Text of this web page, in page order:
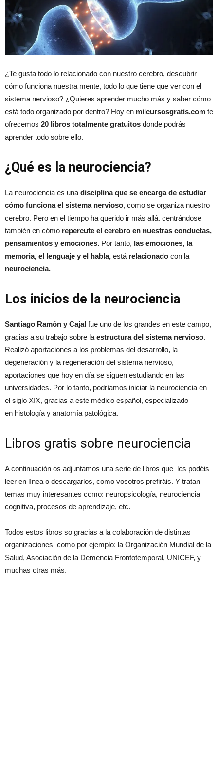
¿Te gusta todo lo relacionado con nuestro cerebro, descubrir
cómo funciona nuestra mente, todo lo que tiene que ver con el
sistema nervioso? ¿Quieres aprender mucho más y saber cómo
está todo organizado por dentro? Hoy en milcursosgratis.com te
ofrecemos 20 libros totalmente gratuitos donde podrás
aprender todo sobre ello.
¿Qué es la neurociencia?
La neurociencia es una disciplina que se encarga de estudiar
cómo funciona el sistema nervioso, como se organiza nuestro
cerebro. Pero en el tiempo ha querido ir más allá, centrándose
también en cómo repercute el cerebro en nuestras conductas,
pensamientos y emociones. Por tanto, las emociones, la
memoria, el lenguaje y el habla, está relacionado con la
neurociencia.
Los inicios de la neurociencia
Santiago Ramón y Cajal fue uno de los grandes en este campo,
gracias a su trabajo sobre la estructura del sistema nervioso.
Realizó aportaciones a los problemas del desarrollo, la
degeneración y la regeneración del sistema nervioso,
aportaciones que hoy en día se siguen estudiando en las
universidades. Por lo tanto, podríamos iniciar la neurociencia en
el siglo XIX, gracias a este médico español, especializado
en histología y anatomía patológica.
Libros gratis sobre neurociencia
A continuación os adjuntamos una serie de libros que los podéis
leer en línea o descargarlos, como vosotros prefiráis. Y tratan
temas muy interesantes como: neuropsicología, neurociencia
cognitiva, procesos de aprendizaje, etc.
Todos estos libros so gracias a la colaboración de distintas
organizaciones, como por ejemplo: la Organización Mundial de la
Salud, Asociación de la Demencia Frontotemporal, UNICEF, y
muchas otras más.